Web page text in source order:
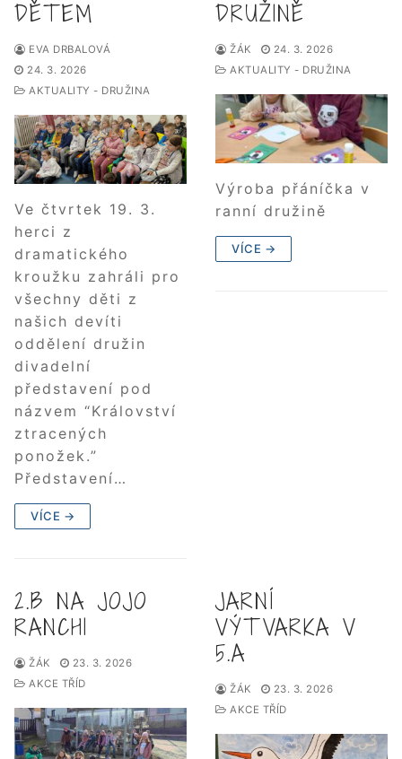
DĚTEM
EVA DRBALOVÁ
24. 3. 2026
AKTUALITY - DRUŽINA
Ve čtvrtek 19. 3.
herci z
dramatického
kroužku zahráli pro
všechny děti z
našich devíti
oddělení družin
divadelní
představení pod
názvem “Království
ztracených
ponožek.”
Představení…
VÍCE →
DRUŽINĚ
ŽÁK
24. 3. 2026
AKTUALITY - DRUŽINA
Výroba přáníčka v
ranní družině
VÍCE →
2.B NA JOJO
RANCHI
ŽÁK
23. 3. 2026
AKCE TŘÍD
JARNÍ
VÝTVARKA V
5.A
ŽÁK
23. 3. 2026
AKCE TŘÍD